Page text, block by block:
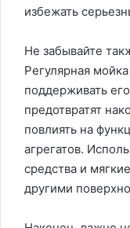
избежать
Не забывайте
Регулярная
поддерживать
предотвратят
повлиять на
агрегатов.
средства и
другими